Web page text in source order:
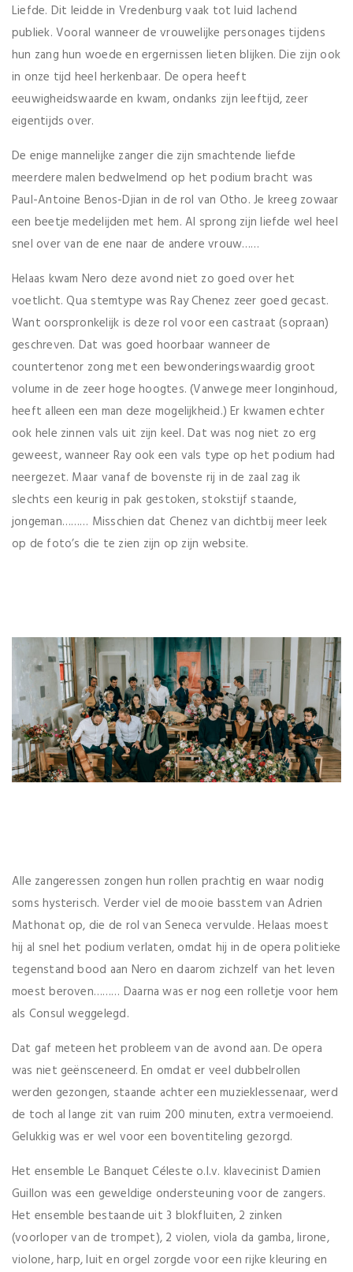
Liefde. Dit leidde in Vredenburg vaak tot luid lachend
publiek. Vooral wanneer de vrouwelijke personages tijdens
hun zang hun woede en ergernissen lieten blijken. Die zijn ook
in onze tijd heel herkenbaar. De opera heeft
eeuwigheidswaarde en kwam, ondanks zijn leeftijd, zeer
eigentijds over.
De enige mannelijke zanger die zijn smachtende liefde
meerdere malen bedwelmend op het podium bracht was
Paul-Antoine Benos-Djian in de rol van Otho. Je kreeg zowaar
een beetje medelijden met hem. Al sprong zijn liefde wel heel
snel over van de ene naar de andere vrouw……
Helaas kwam Nero deze avond niet zo goed over het
voetlicht. Qua stemtype was Ray Chenez zeer goed gecast.
Want oorspronkelijk is deze rol voor een castraat (sopraan)
geschreven. Dat was goed hoorbaar wanneer de
countertenor zong met een bewonderingswaardig groot
volume in de zeer hoge hoogtes. (Vanwege meer longinhoud,
heeft alleen een man deze mogelijkheid.) Er kwamen echter
ook hele zinnen vals uit zijn keel. Dat was nog niet zo erg
geweest, wanneer Ray ook een vals type op het podium had
neergezet. Maar vanaf de bovenste rij in de zaal zag ik
slechts een keurig in pak gestoken, stokstijf staande,
jongeman……… Misschien dat Chenez van dichtbij meer leek
op de foto’s die te zien zijn op zijn website.
Alle zangeressen zongen hun rollen prachtig en waar nodig
soms hysterisch. Verder viel de mooie basstem van Adrien
Mathonat op, die de rol van Seneca vervulde. Helaas moest
hij al snel het podium verlaten, omdat hij in de opera politieke
tegenstand bood aan Nero en daarom zichzelf van het leven
moest beroven……… Daarna was er nog een rolletje voor hem
als Consul weggelegd.
Dat gaf meteen het probleem van de avond aan. De opera
was niet geënsceneerd. En omdat er veel dubbelrollen
werden gezongen, staande achter een muzieklessenaar, werd
de toch al lange zit van ruim 200 minuten, extra vermoeiend.
Gelukkig was er wel voor een boventiteling gezorgd.
Het ensemble Le Banquet Céleste o.l.v. klavecinist Damien
Guillon was een geweldige ondersteuning voor de zangers.
Het ensemble bestaande uit 3 blokfluiten, 2 zinken
(voorloper van de trompet), 2 violen, viola da gamba, lirone,
violone, harp, luit en orgel zorgde voor een rijke kleuring en